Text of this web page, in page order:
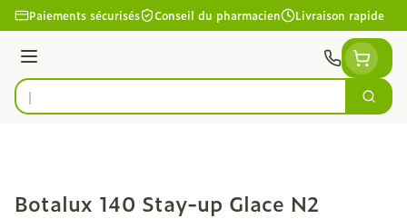
Aller au contenu
Paiements sécurisés Conseil du pharmacien Livraison rapide
Menu
Rechercher
Botalux 140 Stay-up Glace N2